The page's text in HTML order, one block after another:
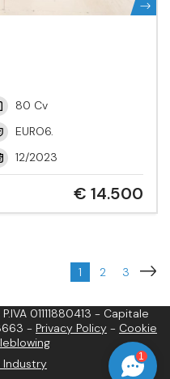
80 Cv
EURO6.
12/2023
€ 14.500
1 2 3
01111880413 - Capitale
- Privacy Policy - Cookie
Industry
1